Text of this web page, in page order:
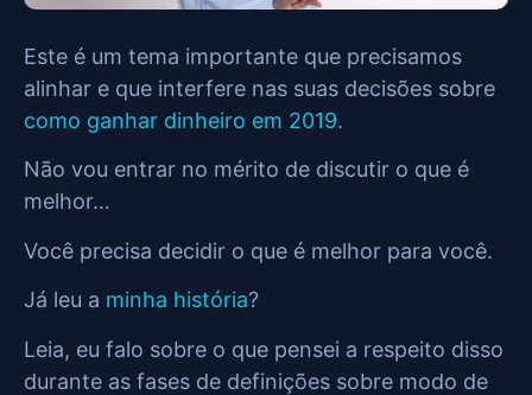
Este é um tema importante que precisamos
alinhar e que interfere nas suas decisões sobre
como ganhar dinheiro em 2019.
Não vou entrar no mérito de discutir o que é
melhor…
Você precisa decidir o que é melhor para você.
Já leu a minha história?
Leia, eu falo sobre o que pensei a respeito disso
durante as fases de definições sobre modo de